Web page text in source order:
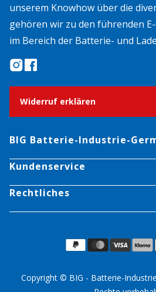
unserem Knowhow über die
gehören wir zu den führenden
im Bereich der Batterie- und
Widerruf erklären
BIG Batterie-Industrie-
Kundenservice
Rechtliches
Copyright © BIG - Batterie-